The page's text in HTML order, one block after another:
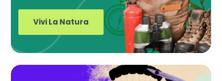
Vivi La Natura